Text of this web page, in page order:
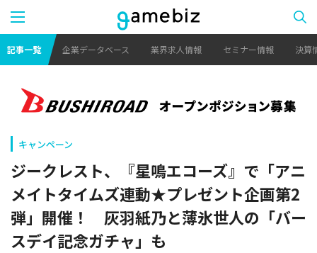
記事一覧 企業データベース 業界求人情報 セミナー情報 決算
キャンペーン
ジークレスト、『星鳴エコーズ』で「アニ
メイトタイムズ連動★プレゼント企画第2
弾」開催！ 灰羽紙乃と薄氷世人の「バー
スデイ記念ガチャ」も